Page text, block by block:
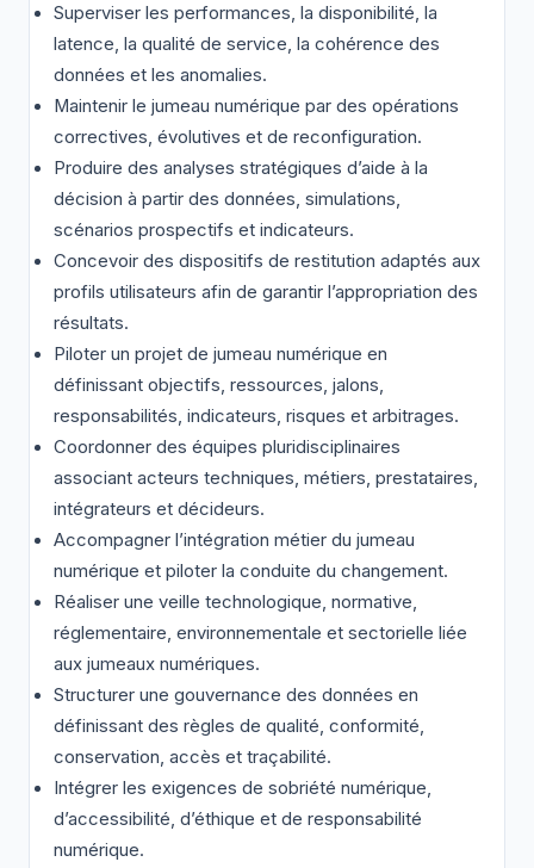
Superviser les performances, la disponibilité, la
latence, la qualité de service, la cohérence des
données et les anomalies.
Maintenir le jumeau numérique par des opérations
correctives, évolutives et de reconfiguration.
Produire des analyses stratégiques d’aide à la
décision à partir des données, simulations,
scénarios prospectifs et indicateurs.
Concevoir des dispositifs de restitution adaptés aux
profils utilisateurs afin de garantir l’appropriation des
résultats.
Piloter un projet de jumeau numérique en
définissant objectifs, ressources, jalons,
responsabilités, indicateurs, risques et arbitrages.
Coordonner des équipes pluridisciplinaires
associant acteurs techniques, métiers, prestataires,
intégrateurs et décideurs.
Accompagner l’intégration métier du jumeau
numérique et piloter la conduite du changement.
Réaliser une veille technologique, normative,
réglementaire, environnementale et sectorielle liée
aux jumeaux numériques.
Structurer une gouvernance des données en
définissant des règles de qualité, conformité,
conservation, accès et traçabilité.
Intégrer les exigences de sobriété numérique,
d’accessibilité, d’éthique et de responsabilité
numérique.